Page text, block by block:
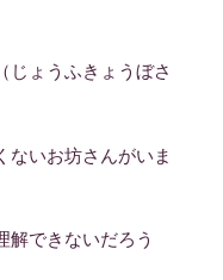
じょうふきょうぼさ
ないお坊さんがいま
解できないだろう